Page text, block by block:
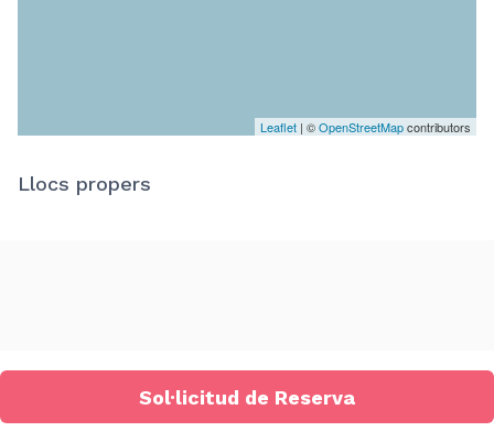
Leaflet | ©OpenStreetMapcontributors
Llocs propers
Sol·licitud de Reserva